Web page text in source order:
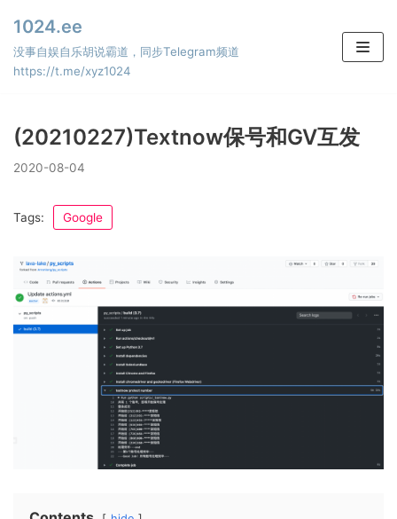
Skip
to
content
1024.ee
没事自娱自乐胡说霸道，同步Telegram频道
https://t.me/xyz1024
(20210227)Textnow保号和GV互发
2020-08-04
Tags: Google